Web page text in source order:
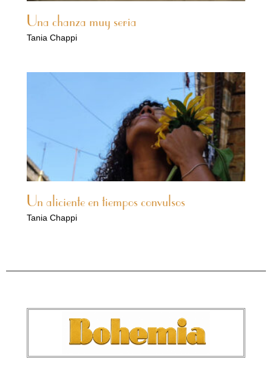
Una chanza muy seria
Tania Chappi
Un aliciente en tiempos convulsos
Tania Chappi